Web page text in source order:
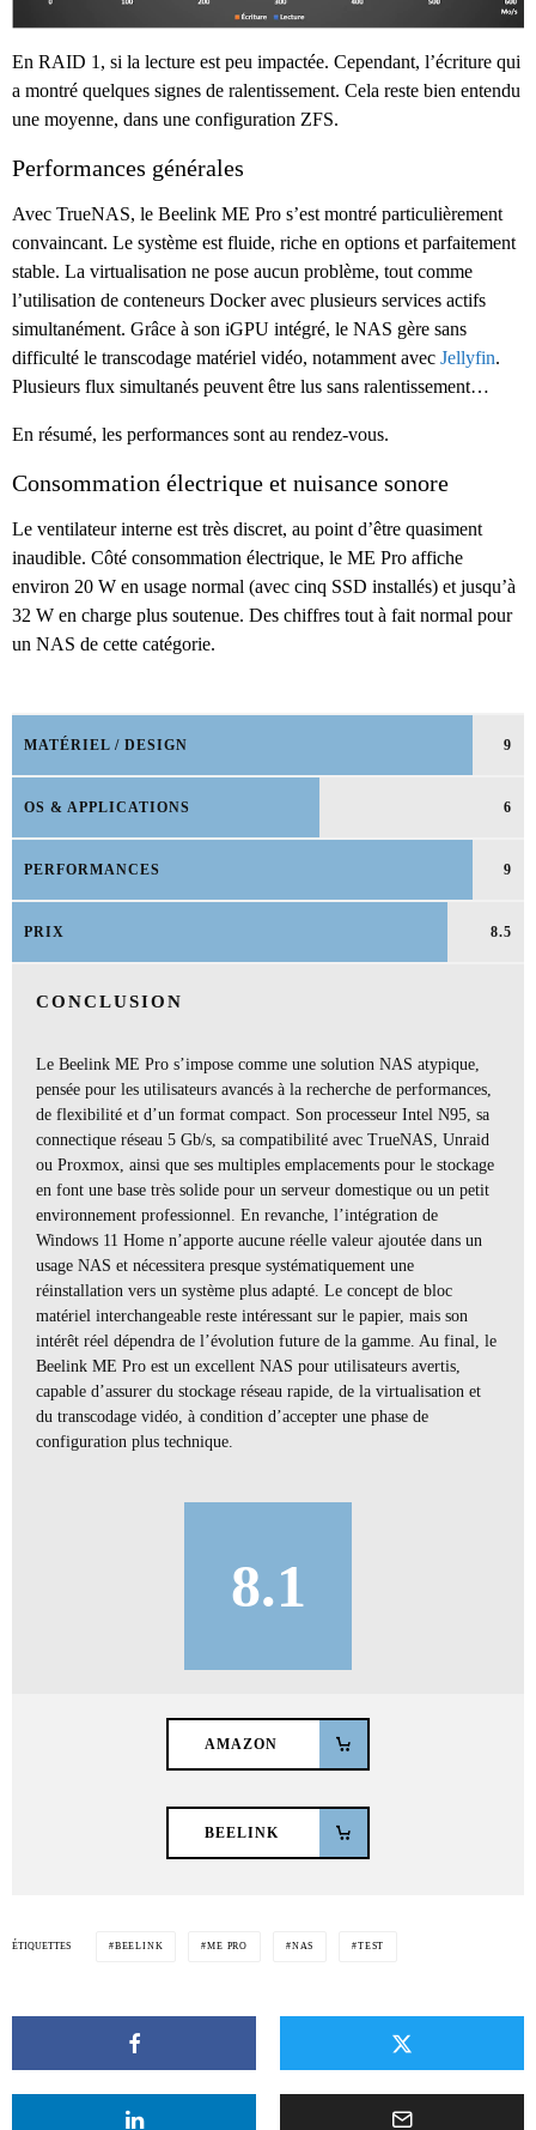
En RAID 1, si la lecture est peu impactée. Cependant, l’écriture qui
a montré quelques signes de ralentissement. Cela reste bien entendu
une moyenne, dans une configuration ZFS.
Performances générales
Avec TrueNAS, le Beelink ME Pro s’est montré particulièrement
convaincant. Le système est fluide, riche en options et parfaitement
stable. La virtualisation ne pose aucun problème, tout comme
l’utilisation de conteneurs Docker avec plusieurs services actifs
simultanément. Grâce à son iGPU intégré, le NAS gère sans
difficulté le transcodage matériel vidéo, notamment avec Jellyfin.
Plusieurs flux simultanés peuvent être lus sans ralentissement…
En résumé, les performances sont au rendez-vous.
Consommation électrique et nuisance sonore
Le ventilateur interne est très discret, au point d’être quasiment
inaudible. Côté consommation électrique, le ME Pro affiche
environ 20 W en usage normal (avec cinq SSD installés) et jusqu’à
32 W en charge plus soutenue. Des chiffres tout à fait normal pour
un NAS de cette catégorie.
CONCLUSION
Le Beelink ME Pro s’impose comme une solution NAS atypique,
pensée pour les utilisateurs avancés à la recherche de performances,
de flexibilité et d’un format compact. Son processeur Intel N95, sa
connectique réseau 5 Gb/s, sa compatibilité avec TrueNAS, Unraid
ou Proxmox, ainsi que ses multiples emplacements pour le stockage
en font une base très solide pour un serveur domestique ou un petit
environnement professionnel. En revanche, l’intégration de
Windows 11 Home n’apporte aucune réelle valeur ajoutée dans un
usage NAS et nécessitera presque systématiquement une
réinstallation vers un système plus adapté. Le concept de bloc
matériel interchangeable reste intéressant sur le papier, mais son
intérêt réel dépendra de l’évolution future de la gamme. Au final, le
Beelink ME Pro est un excellent NAS pour utilisateurs avertis,
capable d’assurer du stockage réseau rapide, de la virtualisation et
du transcodage vidéo, à condition d’accepter une phase de
configuration plus technique.
MATÉRIEL / DESIGN 9
OS & APPLICATIONS 6
PERFORMANCES 9
PRIX 8.5
8.1
AMAZON
BEELINK
ÉTIQUETTES BEELINK ME PRO NAS TEST